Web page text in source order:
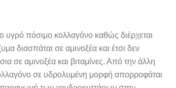
υγρό πόσιμο κολλαγόνο καθώς διέρχεται
διασπάται σε αμινοξέα και έτσι δεν
σε αμινοξέα και βιταμίνες. Από την άλλη
σε υδρολυμένη μορφή απορροφάται